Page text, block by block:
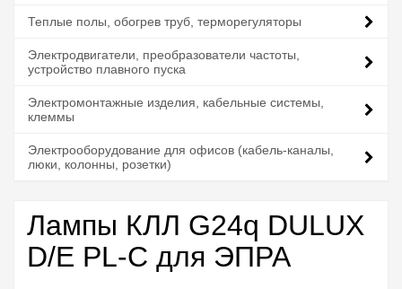
Теплые полы, обогрев труб, терморегуляторы
Электродвигатели, преобразователи частоты,
устройство плавного пуска
Электромонтажные изделия, кабельные системы,
клеммы
Электрооборудование для офисов (кабель-каналы,
люки, колонны, розетки)
Лампы КЛЛ G24q DULUX
D/E PL-C для ЭПРА